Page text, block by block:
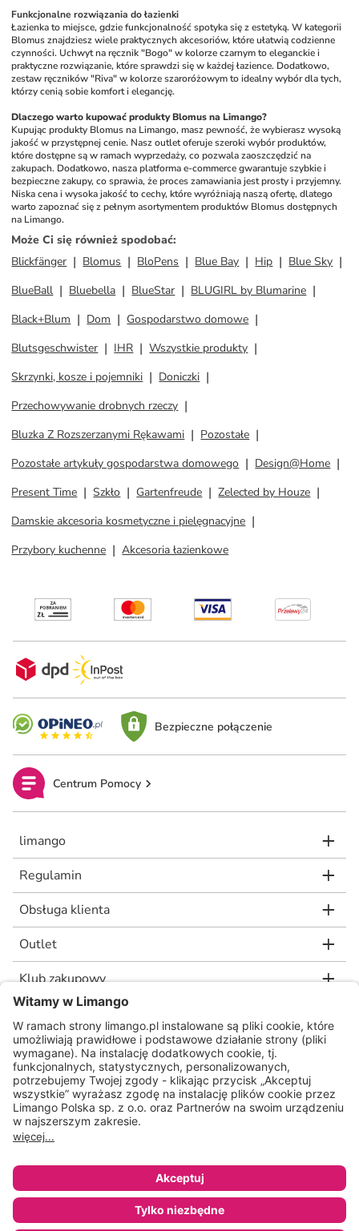
Funkcjonalne rozwiązania do łazienki
Łazienka to miejsce, gdzie funkcjonalność spotyka się z estetyką. W kategorii
Blomus znajdziesz wiele praktycznych akcesoriów, które ułatwią codzienne
czynności. Uchwyt na ręcznik "Bogo" w kolorze czarnym to eleganckie i
praktyczne rozwiązanie, które sprawdzi się w każdej łazience. Dodatkowo,
zestaw ręczników "Riva" w kolorze szaroróżowym to idealny wybór dla tych,
którzy cenią sobie komfort i elegancję.
Dlaczego warto kupować produkty Blomus na Limango?
Kupując produkty Blomus na Limango, masz pewność, że wybierasz wysoką
jakość w przystępnej cenie. Nasz outlet oferuje szeroki wybór produktów,
które dostępne są w ramach wyprzedaży, co pozwala zaoszczędzić na
zakupach. Dodatkowo, nasza platforma e-commerce gwarantuje szybkie i
bezpieczne zakupy, co sprawia, że proces zamawiania jest prosty i przyjemny.
Niska cena i wysoka jakość to cechy, które wyróżniają naszą ofertę, dlatego
warto zapoznać się z pełnym asortymentem produktów Blomus dostępnych
na Limango.
Może Ci się również spodobać:
Blickfänger
Blomus BloPens Blue Bay Hip
Blue Sky
BlueBall
Bluebella BlueStar
BLUGIRL by Blumarine
Black+Blum
Dom
Gospodarstwo domowe
Blutsgeschwister
IHR
Wszystkie produkty
Skrzynki, kosze i pojemniki
Doniczki
Przechowywanie drobnych rzeczy
Bluzka Z Rozszerzanymi Rękawami
Pozostałe
Pozostałe artykuły gospodarstwa domowego
Design@Home
Present Time
Szkło Gartenfreude
Zelected by Houze
Damskie akcesoria kosmetyczne i pielęgnacyjne
Przybory kuchenne
Akcesoria łazienkowe
Bezpieczne połączenie
Centrum Pomocy
limango
Regulamin
Obsługa klienta
Outlet
Klub zakupowy
limango.de limango.nl
* Rekomendowana, niewiążąca cena detaliczna producenta, jaką wskazał nam
nasz dostawca. Wartość procentowa oznacza różnicę pomiędzy naszą ceną a